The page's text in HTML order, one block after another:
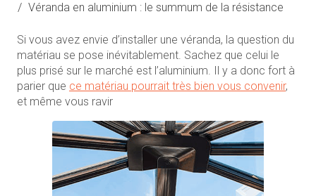
/ Véranda en aluminium : le summum de la résistance
Si vous avez envie d’installer une véranda, la question du
matériau se pose inévitablement. Sachez que celui le
plus prisé sur le marché est l’aluminium. Il y a donc fort à
parier que ce matériau pourrait très bien vous convenir,
et même vous ravir